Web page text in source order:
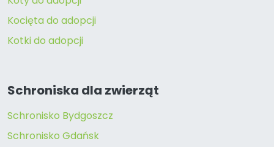
Kocięta do adopcji
Kotki do adopcji
Schroniska dla zwierząt
Schronisko Bydgoszcz
Schronisko Gdańsk